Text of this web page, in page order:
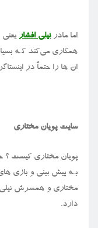
اما مادرنیلی افشار
همکاری می‌کند کـه
ان ها را حتماً در
سایت پویان مختاری
پویان مختاری کیست ؟
بـه پیش‌ بینی و بازی‌
مختاری و همسرش نیلی
دارد.